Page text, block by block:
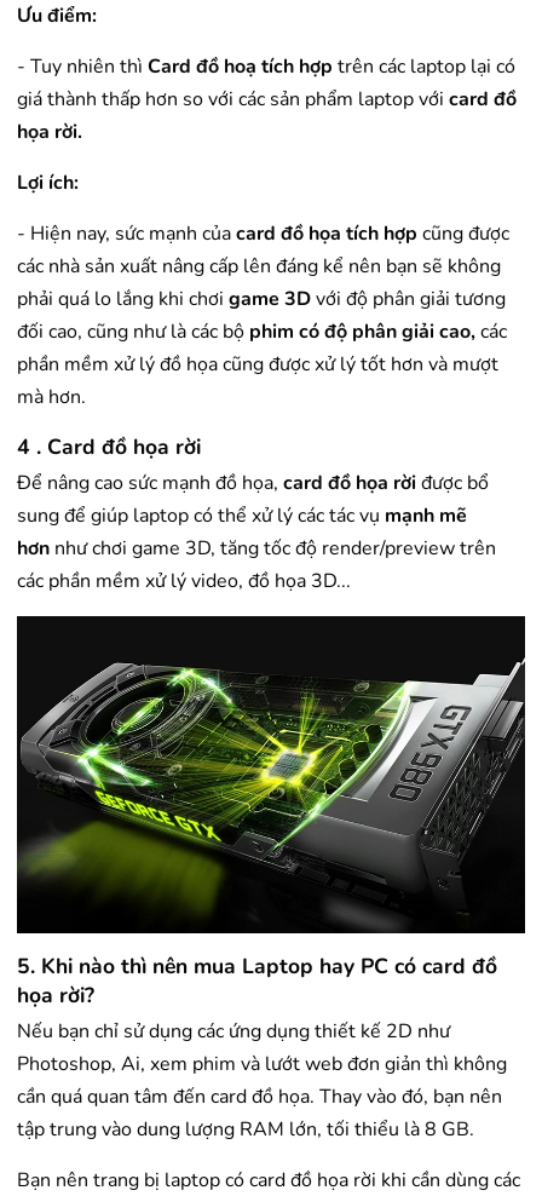
Ưu điểm:
- Tuy nhiên thì Card đồ hoạ tích hợp trên các laptop lại có
giá thành thấp hơn so với các sản phẩm laptop với card đồ
họa rời.
Lợi ích:
- Hiện nay, sức mạnh củacard đồ họa tích hợp cũng được
các nhà sản xuất nâng cấp lên đáng kể nên bạn sẽ không
phải quá lo lắng khi chơi game 3Dvới độ phân giải tương
đối cao, cũng như là các bộ phim có độ phân giải cao,các
phần mềm xử lý đồ họa cũng được xử lý tốt hơn và mượt
mà hơn.
4 . Card đồ họa rời
Để nâng cao sức mạnh đồ họa, card đồ họa rờiđược bổ
sung để giúp laptop có thể xử lý các tác vụ mạnh mẽ
hơn như chơi game 3D, tăng tốc độ render/preview trên
các phần mềm xử lý video, đồ họa 3D...
5. Khi nào thì nên mua Laptop hay PC có card đồ
họa rời?
Nếu bạn chỉ sử dụng các ứng dụng thiết kế 2D như
Photoshop, Ai, xem phim và lướt web đơn giản thì không
cần quá quan tâm đến card đồ họa. Thay vào đó, bạn nên
tập trung vào dung lượng RAM lớn, tối thiểu là 8 GB.
Bạn nên trang bị laptop có card đồ họa rời khi cần dùng các